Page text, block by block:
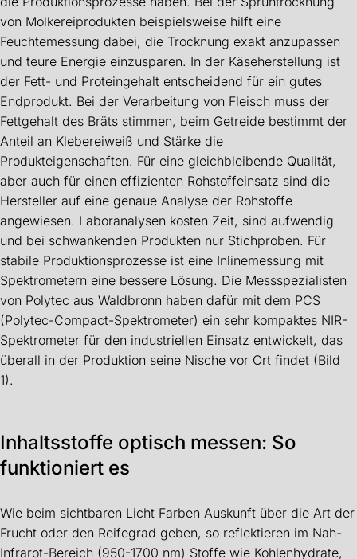
von Molkereiprodukten beispielsweise hilft eine
Feuchtemessung dabei, die Trocknung exakt anzupassen
und teure Energie einzusparen. In der Käseherstellung ist
der Fett- und Proteingehalt entscheidend für ein gutes
Endprodukt. Bei der Verarbeitung von Fleisch muss der
Fettgehalt des Bräts stimmen, beim Getreide bestimmt der
Anteil an Klebereiweiß und Stärke die
Produkteigenschaften. Für eine gleichbleibende Qualität,
aber auch für einen effizienten Rohstoffeinsatz sind die
Hersteller auf eine genaue Analyse der Rohstoffe
angewiesen. Laboranalysen kosten Zeit, sind aufwendig
und bei schwankenden Produkten nur Stichproben. Für
stabile Produktionsprozesse ist eine Inlinemessung mit
Spektrometern eine bessere Lösung. Die Messspezialisten
von Polytec aus Waldbronn haben dafür mit dem PCS
(Polytec-Compact-Spektrometer) ein sehr kompaktes NIR-
Spektrometer für den industriellen Einsatz entwickelt, das
überall in der Produktion seine Nische vor Ort findet (Bild
1).
Inhaltsstoffe optisch messen: So
funktioniert es
Wie beim sichtbaren Licht Farben Auskunft über die Art der
Frucht oder den Reifegrad geben, so reflektieren im Nah-
Infrarot-Bereich (950-1700 nm) Stoffe wie Kohlenhydrate,